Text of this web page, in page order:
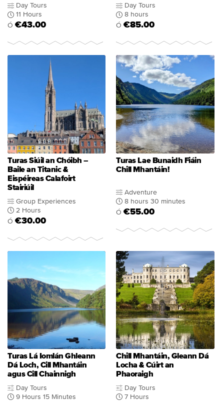
Day Tours
11 Hours
Ó €43.00
Day Tours
8 hours
Ó €85.00
Turas Siúil an Chóibh –
Baile an Titanic &
Eispéireas Calafoirt
Stairiúil
Group Experiences
2 Hours
Ó €30.00
Turas Lae Bunaidh Fiáin
Chill Mhantáin!
Adventure
8 hours 30 minutes
Ó €55.00
Turas Lá Iomlán Ghleann
Dá Loch, Cill Mhantáin
agus Cill Chainnigh
Day Tours
9 Hours 15 Minutes
Chill Mhantáin, Gleann Dá
Locha & Cúirt an
Phaoraigh
Day Tours
7 Hours